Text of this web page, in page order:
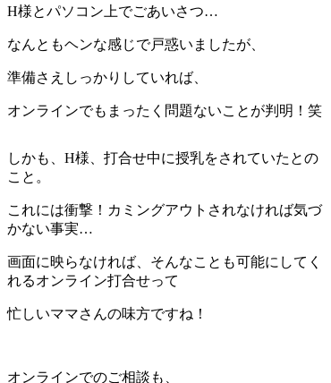
H様とパソコン上でごあいさつ…
なんともヘンな感じで戸惑いましたが、
準備さえしっかりしていれば、
オンラインでもまったく問題ないことが判明！笑
しかも、H様、打合せ中に授乳をされていたとの
こと。
これには衝撃！カミングアウトされなければ気づ
かない事実…
画面に映らなければ、そんなことも可能にしてく
れるオンライン打合せって
忙しいママさんの味方ですね！
オンラインでのご相談も、